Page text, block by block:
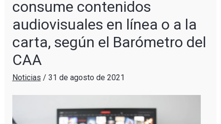
consume contenidos
audiovisuales en línea o a la
carta, según el Barómetro del
CAA
Noticias / 31 de agosto de 2021